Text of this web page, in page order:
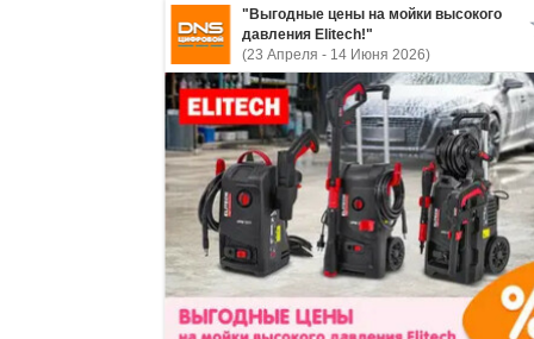
"Выгодные цены на мойки высокого
давления Elitech!"
(23 Апреля - 14 Июня 2026)